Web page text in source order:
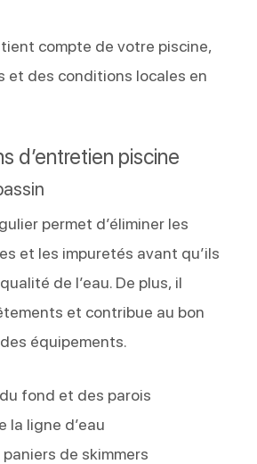
compte de votre piscine,
et des conditions locales en
d’entretien piscine
permet d’éliminer les
et les impuretés avant qu’ils
de l’eau. De plus, il
et contribue au bon
équipements.
fond et des parois
la ligne d’eau
de skimmers